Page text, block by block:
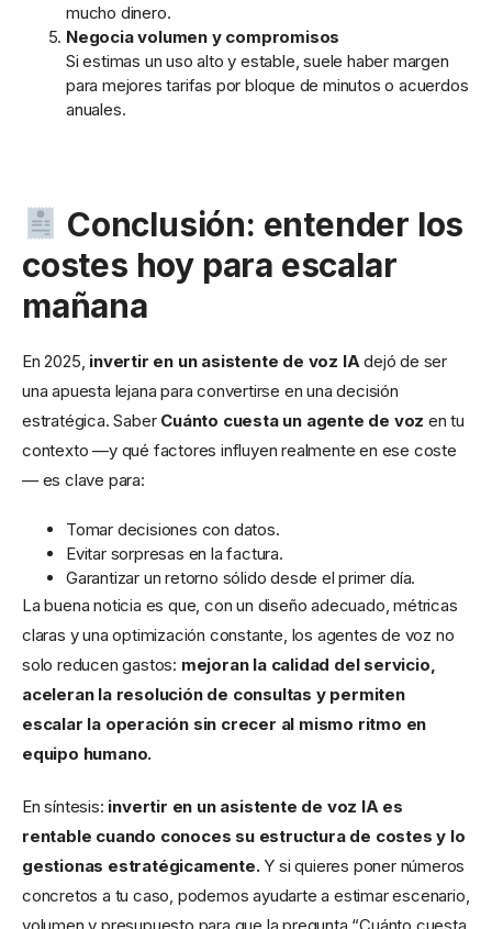
mucho dinero.
Negocia volumen y compromisos
Si estimas un uso alto y estable, suele haber margen
para mejores tarifas por bloque de minutos o acuerdos
anuales.
Conclusión: entender los
costes hoy para escalar
mañana
En 2025, invertir en un asistente de voz IAdejó de ser
una apuesta lejana para convertirse en una decisión
estratégica. Saber Cuánto cuesta un agente de voz en tu
contexto —y qué factores influyen realmente en ese coste
— es clave para:
Tomar decisiones con datos.
Evitar sorpresas en la factura.
Garantizar un retorno sólido desde el primer día.
La buena noticia es que, con un diseño adecuado, métricas
claras y una optimización constante, los agentes de voz no
solo reducen gastos: mejoran la calidad del servicio,
aceleran la resolución de consultas y permiten
escalar la operación sin crecer al mismo ritmo en
equipo humano.
En síntesis: invertir en un asistente de voz IA es
rentable cuando conoces su estructura de costes y lo
gestionas estratégicamente.Y si quieres poner números
concretos a tu caso, podemos ayudarte a estimar escenario,